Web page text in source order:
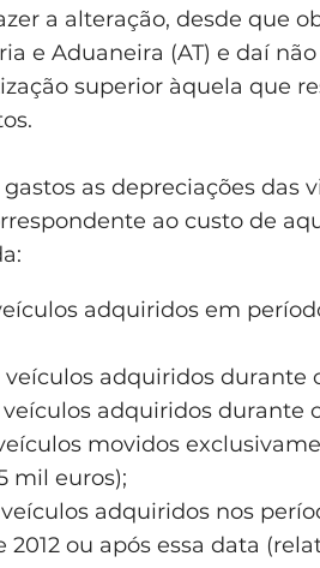
a alteração, desde que
e Aduaneira (AT) e daí
superior àquela que
as depreciações das
ao custo de
adquiridos em
adquiridos durante
adquiridos durante
movidos
mil euros);
adquiridos nos
2012 ou após essa data